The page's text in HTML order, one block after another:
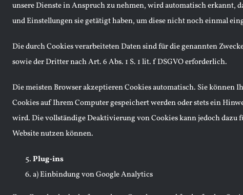
unsere Dienste in Anspruch zu nehmen, wird automatisch erkannt,
und Einstellungen sie getätigt haben, um diese nicht noch einmal
Die durch Cookies verarbeiteten Daten sind für die genannten
sowie der Dritter nach Art. 6 Abs. 1 S. 1 lit. f DSGVO erforderlich.
Die meisten Browser akzeptieren Cookies automatisch. Sie können
Cookies auf Ihrem Computer gespeichert werden oder stets ein
wird. Die vollständige Deaktivierung von Cookies kann jedoch dazu
Website nutzen können.
Plug-ins
a) Einbindung von Google Analytics